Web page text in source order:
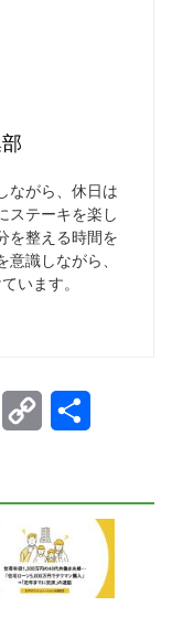
ながら、休日は
ステーキを楽し
を整える時間を
識しながら、
います。
Line
Copy